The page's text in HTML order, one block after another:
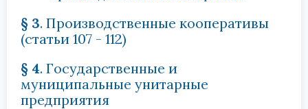
§ 3. Производственные кооперативы
(статьи 107 - 112)
§ 4. Государственные и
муниципальные унитарные
предприятия